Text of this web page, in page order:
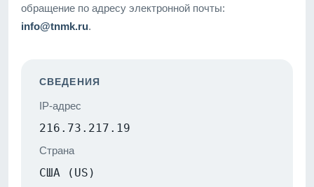
обращение по адресу электронной почты:
info@tnmk.ru.
СВЕДЕНИЯ
IP-адрес
216.73.217.19
Страна
США (US)